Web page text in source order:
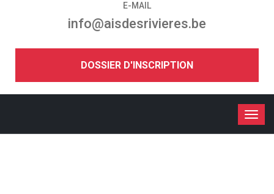
E-MAIL
info@aisdesrivieres.be
DOSSIER D'INSCRIPTION